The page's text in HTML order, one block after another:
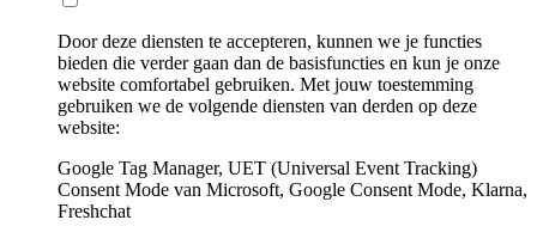
Door deze diensten te accepteren, kunnen we je functies
bieden die verder gaan dan de basisfuncties en kun je onze
website comfortabel gebruiken. Met jouw toestemming
gebruiken we de volgende diensten van derden op deze
website:
Google Tag Manager, UET (Universal Event Tracking)
Consent Mode van Microsoft, Google Consent Mode, Klarna,
Freshchat